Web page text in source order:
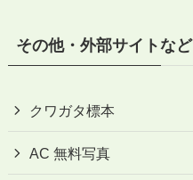
その他・外部サイトなど
クワガタ標本
AC 無料写真